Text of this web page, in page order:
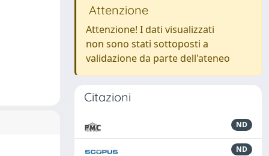
Attenzione
Attenzione! I dati visualizzati
non sono stati sottoposti a
validazione da parte dell'ateneo
Citazioni
ND
ND